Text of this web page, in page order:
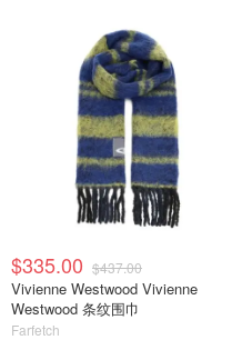
$335.00 $437.00
Vivienne Westwood Vivienne
Westwood 条纹围巾
Farfetch